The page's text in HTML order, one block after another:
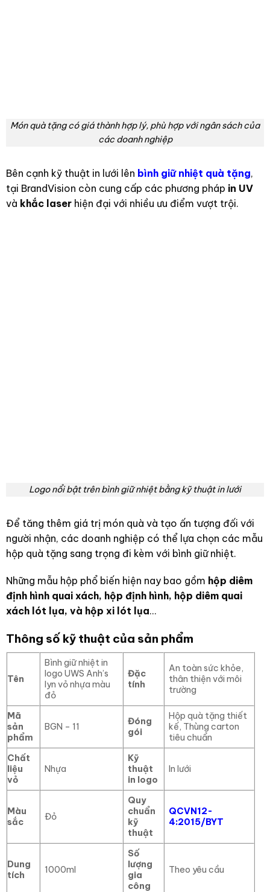
Món quà tặng có giá thành hợp lý, phù hợp với ngân sách của
các doanh nghiệp
Bên cạnh kỹ thuật in lưới lên bình giữ nhiệt quà tặng,
tại BrandVision còn cung cấp các phương pháp in UV
và khắc laserhiện đại với nhiều ưu điểm vượt trội.
Logo nổi bật trên bình giữ nhiệt bằng kỹ thuật in lưới
Để tăng thêm giá trị món quà và tạo ấn tượng đối với
người nhận, các doanh nghiệp có thể lựa chọn các mẫu
hộp quà tặng sang trọng đi kèm với bình giữ nhiệt.
Những mẫu hộp phổ biến hiện nay bao gồm hộp diêm
định hình quai xách, hộp định hình, hộp diêm quai
xách lót lụa, và hộp xi lót lụa…
Thông số kỹ thuật của sản phẩm
Tên
Bình giữ nhiệt in
logo UWS Anh’s
lyn vỏ nhựa màu
đỏ
Đặc
tính
An toàn sức khỏe,
thân thiện với môi
trường
Mã
sản
phẩm
BGN – 11
Đóng
gói
Hộp quà tặng thiết
kế, Thùng carton
tiêu chuẩn
Chất
liệu
vỏ
Nhựa
Kỹ
thuật
in logo
In lưới
Màu
sắc
Đỏ
Quy
chuẩn
kỹ
thuật
QCVN12-
4:2015/BYT
Dung
tích
1000ml
Số
lượng
gia
công
Theo yêu cầu